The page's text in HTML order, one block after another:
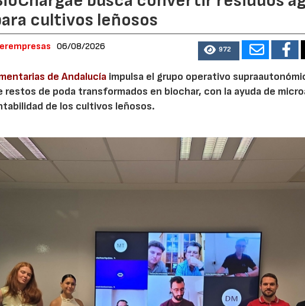
cultivos leñosos
06/08/2026 972
de Andalucía impulsa el grupo operativo
de poda transformados en biochar, con la ayuda de
de los cultivos leñosos.